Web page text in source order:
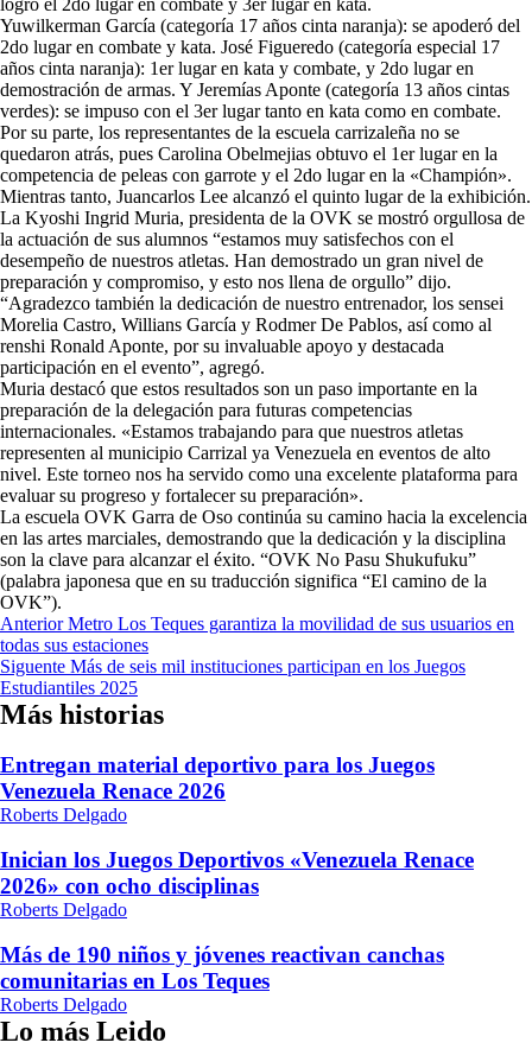
logró el 2do lugar en combate y 3er lugar en kata.
Yuwilkerman García (categoría 17 años cinta naranja): se apoderó del
2do lugar en combate y kata. José Figueredo (categoría especial 17
años cinta naranja): 1er lugar en kata y combate, y 2do lugar en
demostración de armas. Y Jeremías Aponte (categoría 13 años cintas
verdes): se impuso con el 3er lugar tanto en kata como en combate.
Por su parte, los representantes de la escuela carrizaleña no se
quedaron atrás, pues Carolina Obelmejias obtuvo el 1er lugar en la
competencia de peleas con garrote y el 2do lugar en la «Champión».
Mientras tanto, Juancarlos Lee alcanzó el quinto lugar de la exhibición.
La Kyoshi Ingrid Muria, presidenta de la OVK se mostró orgullosa de
la actuación de sus alumnos “estamos muy satisfechos con el
desempeño de nuestros atletas. Han demostrado un gran nivel de
preparación y compromiso, y esto nos llena de orgullo” dijo.
“Agradezco también la dedicación de nuestro entrenador, los sensei
Morelia Castro, Willians García y Rodmer De Pablos, así como al
renshi Ronald Aponte, por su invaluable apoyo y destacada
participación en el evento”, agregó.
Muria destacó que estos resultados son un paso importante en la
preparación de la delegación para futuras competencias
internacionales. «Estamos trabajando para que nuestros atletas
representen al municipio Carrizal ya Venezuela en eventos de alto
nivel. Este torneo nos ha servido como una excelente plataforma para
evaluar su progreso y fortalecer su preparación».
La escuela OVK Garra de Oso continúa su camino hacia la excelencia
en las artes marciales, demostrando que la dedicación y la disciplina
son la clave para alcanzar el éxito. “OVK No Pasu Shukufuku”
(palabra japonesa que en su traducción significa “El camino de la
OVK”).
Navegación
de
entradas
AnteriorMetro Los Teques garantiza la movilidad de sus usuarios en
todas sus estaciones
Siguente Más de seis mil instituciones participan en los Juegos
Estudiantiles 2025
Más historias
Entregan material deportivo para los Juegos
Venezuela Renace 2026
Roberts Delgado
Inician los Juegos Deportivos «Venezuela Renace
2026» con ocho disciplinas
Roberts Delgado
Más de 190 niños y jóvenes reactivan canchas
comunitarias en Los Teques
Roberts Delgado
Lo más Leido